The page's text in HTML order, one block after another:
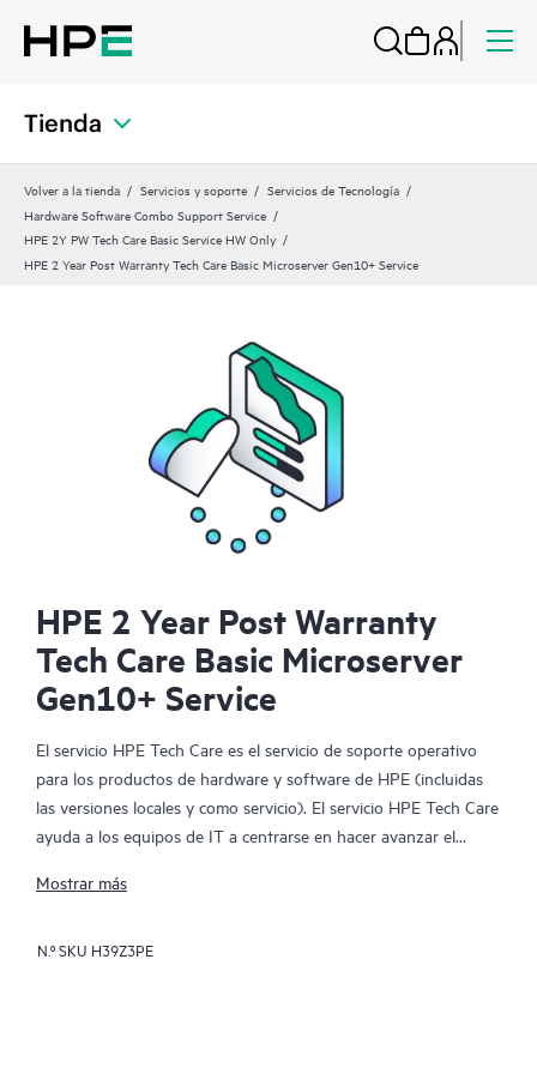
Tienda
Volver a la tienda Servicios y soporte
Servicios de Tecnología
Hardware Software Combo Support Service
HPE 2Y PW Tech Care Basic Service HW Only
HPE 2 Year Post Warranty Tech Care Basic Microserver Gen10+ Service
HPE 2 Year Post Warranty
Tech Care Basic Microserver
Gen10+ Service
El servicio HPE Tech Care es el servicio de soporte operativo
para los productos de hardware y software de HPE (incluidas
las versiones locales y como servicio). El servicio HPE Tech Care
ayuda a los equipos de IT a centrarse en hacer avanzar el
las cosas, en lugar de tener que dedicarse tan solo a reaccionar
Mostrar más
N.º SKU H39Z3PE